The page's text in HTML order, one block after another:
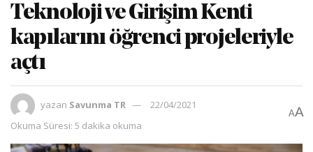
Teknoloji ve Girişim Kenti
kapılarını öğrenci projeleriyle
açtı
yazan Savunma TR
22/04/2021
Okuma Süresi: 5 dakika okuma
AA